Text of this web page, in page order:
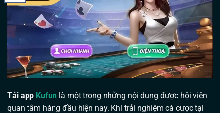
Tải app Kufun là một trong những nội dung được hội viên
quan tâm hàng đầu hiện nay. Khi trải nghiệm cá cược tại